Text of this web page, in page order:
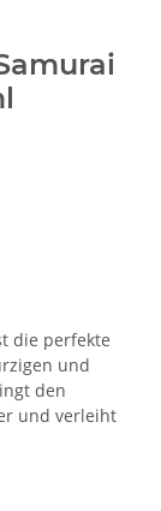
die perfekte
und
den
und verleiht